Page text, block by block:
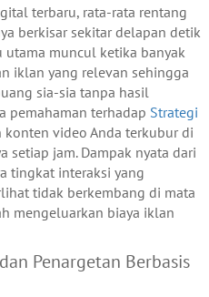
terbaru, rata-rata rentang
berkisar sekitar delapan detik
utama muncul ketika banyak
iklan yang relevan sehingga
sia-sia tanpa hasil
pemahaman terhadap Strategi
konten video Anda terkubur di
setiap jam. Dampak nyata dari
tingkat interaksi yang
tidak berkembang di mata
mengeluarkan biaya iklan
Penargetan Berbasis